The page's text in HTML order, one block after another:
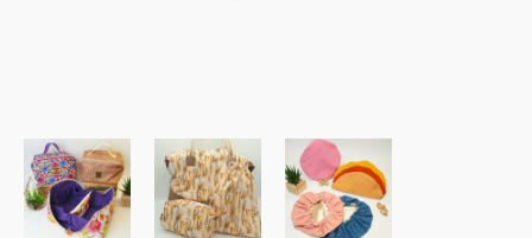
Ce
produit
a
Ce
produit
a